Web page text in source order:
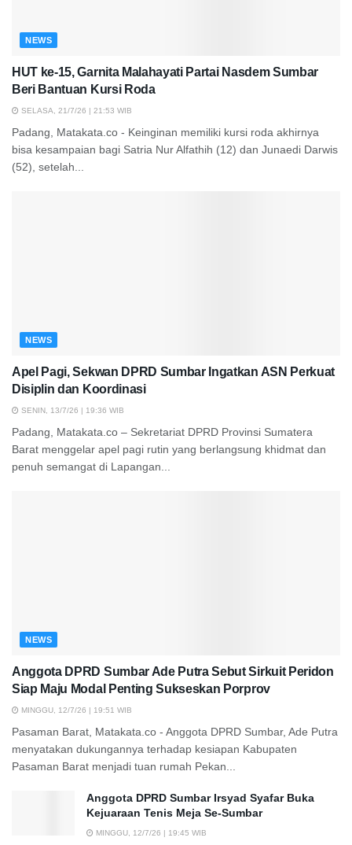
NEWS
HUT ke-15, Garnita Malahayati Partai Nasdem Sumbar
Beri Bantuan Kursi Roda
SELASA, 21/7/26 | 21:53 WIB
Padang, Matakata.co - Keinginan memiliki kursi roda akhirnya
bisa kesampaian bagi Satria Nur Alfathih (12) dan Junaedi Darwis
(52), setelah...
NEWS
Apel Pagi, Sekwan DPRD Sumbar Ingatkan ASN Perkuat
Disiplin dan Koordinasi
SENIN, 13/7/26 | 19:36 WIB
Padang, Matakata.co – Sekretariat DPRD Provinsi Sumatera
Barat menggelar apel pagi rutin yang berlangsung khidmat dan
penuh semangat di Lapangan...
NEWS
Anggota DPRD Sumbar Ade Putra Sebut Sirkuit Peridon
Siap Maju Modal Penting Sukseskan Porprov
MINGGU, 12/7/26 | 19:51 WIB
Pasaman Barat, Matakata.co - Anggota DPRD Sumbar, Ade Putra
menyatakan dukungannya terhadap kesiapan Kabupaten
Pasaman Barat menjadi tuan rumah Pekan...
Anggota DPRD Sumbar Irsyad Syafar Buka
Kejuaraan Tenis Meja Se-Sumbar
MINGGU, 12/7/26 | 19:45 WIB